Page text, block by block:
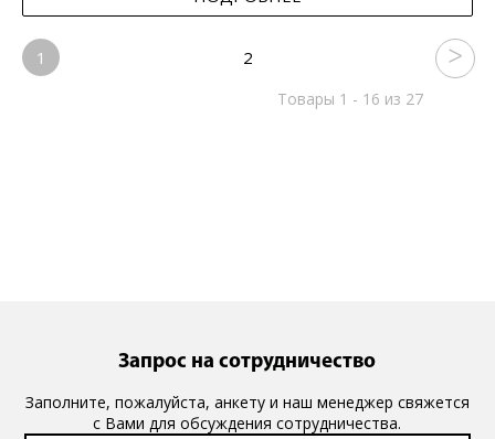
1 2
Товары 1 - 16 из 27
Запрос на сотрудничество
Заполните, пожалуйста, анкету и наш менеджер свяжется
с Вами для обсуждения сотрудничества.